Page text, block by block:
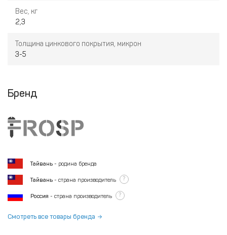
Вес, кг
2,3
Толщина цинкового покрытия, микрон
3-5
Бренд
Тайвань - родина бренда
Тайвань - страна производитель ?
Россия - страна производитель ?
Смотреть все товары бренда